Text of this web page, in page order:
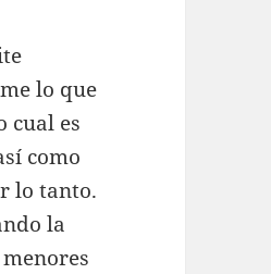
lo que
cual es
como
lo tanto.
la